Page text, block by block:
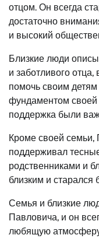
отцом. Он всегда
достаточно
и высокий
Близкие люди
и заботливого отца,
помочь своим
фундаментом своей
поддержка были
Кроме своей
поддерживал
родственниками и
близким и старался
Семья и близкие
Павловича, и он
любящую